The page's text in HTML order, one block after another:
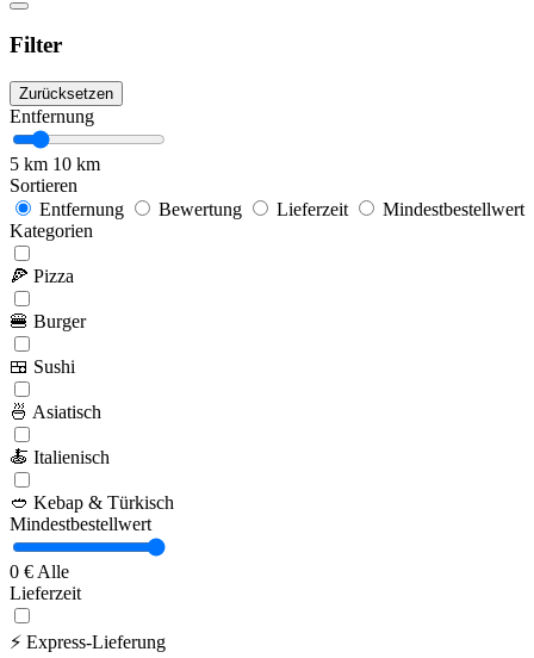
Filter
Zurücksetzen
Entfernung
5 km 10 km
Sortieren
Entfernung
Bewertung Lieferzeit
Mindestbestellwert
Kategorien
🍕 Pizza
🍔 Burger
🍱 Sushi
🍜 Asiatisch
🍝 Italienisch
🥙 Kebap & Türkisch
Mindestbestellwert
0 € Alle
Lieferzeit
⚡ Express-Lieferung